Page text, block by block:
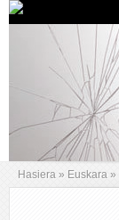
Hasiera » Euskara »